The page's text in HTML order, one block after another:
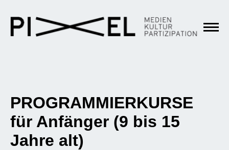
PROGRAMMIERKURSE
für Anfänger (9 bis 15
Jahre alt)